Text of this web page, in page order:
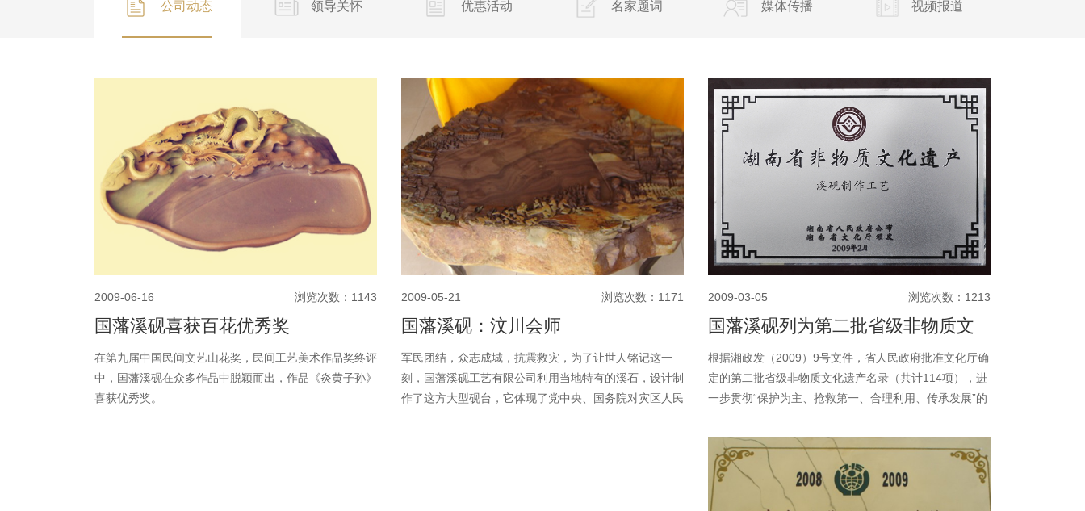
公司动态 领导关怀 优惠活动 名家题词 媒体传播 视频报道
2009-06-16 浏览次数：1143
国藩溪砚喜获百花优秀奖
在第九届中国民间文艺山花奖，民间工艺美术作品奖终评
中，国藩溪砚在众多作品中脱颖而出，作品《炎黄子孙》
喜获优秀奖。
2009-05-21 浏览次数：1171
国藩溪砚：汶川会师
军民团结，众志成城，抗震救灾，为了让世人铭记这一
刻，国藩溪砚工艺有限公司利用当地特有的溪石，设计制
作了这方大型砚台，它体现了党中央、国务院对灾区人民
2009-03-05 浏览次数：1213
国藩溪砚列为第二批省级非物质文
根据湘政发（2009）9号文件，省人民政府批准文化厅确
定的第二批省级非物质文化遗产名录（共计114项），进
一步贯彻“保护为主、抢救第一、合理利用、传承发展”的
对省级非物质文化遗产建立完整的档案，利用各种手段对
保护对象进行全面、系统的记录，鼓励和支持代表作传承
人（团体）开展传习活动，通过多种渠道传播省级非物质
文化遗产，为弘扬中华文化，推动社会会主义文化大发展